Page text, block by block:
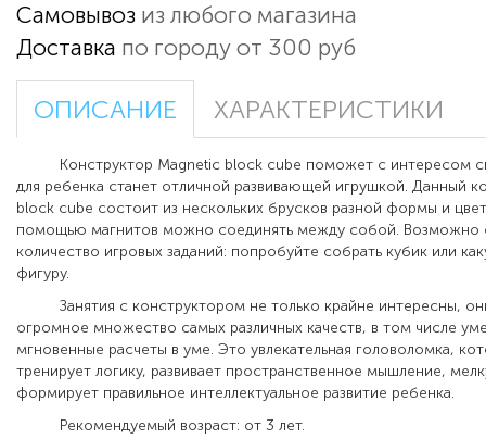
Самовывоз из любого магазина
Доставка по городу от 300 руб
ОПИСАНИЕ ХАРАКТЕРИСТИКИ
Конструктор Magnetic block cube поможет с интересом
для ребенка станет отличной развивающей игрушкой. Данный
block cube состоит из нескольких брусков разной формы и
помощью магнитов можно соединять между собой. Возможно
количество игровых заданий: попробуйте собрать кубик или
фигуру.
Занятия с конструктором не только крайне интересны,
огромное множество самых различных качеств, в том числе
мгновенные расчеты в уме. Это увлекательная головоломка,
тренирует логику, развивает пространственное мышление,
формирует правильное интеллектуальное развитие ребенка.
Рекомендуемый возраст: от 3 лет.